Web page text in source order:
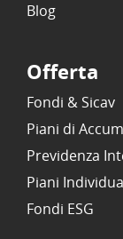
Blog
Offerta
Fondi & Sicav
Piani di
Previdenza
Piani
Fondi ESG